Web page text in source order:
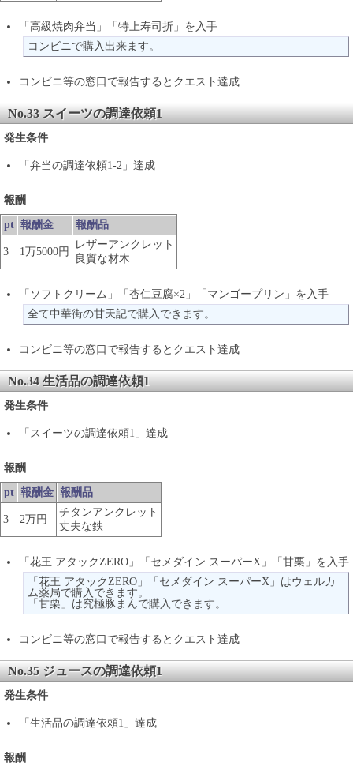
「高級焼肉弁当」「特上寿司折」を入手
コンビニで購入出来ます。
コンビニ等の窓口で報告するとクエスト達成
No.33 スイーツの調達依頼1
発生条件
「弁当の調達依頼1-2」達成
報酬
pt 報酬金 報酬品
3 1万5000円
レザーアンクレット
良質な材木
「ソフトクリーム」「杏仁豆腐×2」「マンゴープリン」を入手
全て中華街の甘天記で購入できます。
コンビニ等の窓口で報告するとクエスト達成
No.34 生活品の調達依頼1
発生条件
「スイーツの調達依頼1」達成
報酬
pt 報酬金 報酬品
3 2万円
チタンアンクレット
丈夫な鉄
「花王 アタックZERO」「セメダイン スーパーX」「甘栗」を入手
「花王 アタックZERO」「セメダイン スーパーX」はウェルカ
ム薬局で購入できます。
「甘栗」は究極豚まんで購入できます。
コンビニ等の窓口で報告するとクエスト達成
No.35 ジュースの調達依頼1
発生条件
「生活品の調達依頼1」達成
報酬